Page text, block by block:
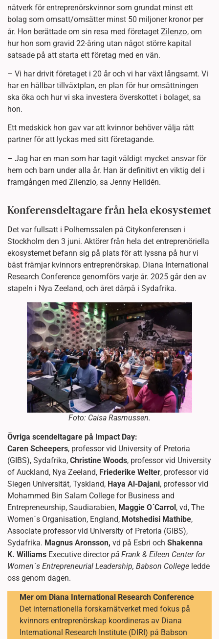
nätverk för entreprenörskvinnor som grundat minst ett
bolag som omsatt/omsätter minst 50 miljoner kronor per
år. Hon berättade om sin resa med företaget Zilenzo, om
hur hon som gravid 22-åring utan något större kapital
satsade på att starta ett företag med en vän.
– Vi har drivit företaget i 20 år och vi har växt långsamt. Vi
har en hållbar tillväxtplan, en plan för hur omsättningen
ska öka och hur vi ska investera överskottet i bolaget, sa
hon.
Ett medskick hon gav var att kvinnor behöver välja rätt
partner för att lyckas med sitt företagande.
– Jag har en man som har tagit väldigt mycket ansvar för
hem och barn under alla år. Han är definitivt en viktig del i
framgången med Zilenzio, sa Jenny Helldén.
Konferensdeltagare från hela ekosystemet
Det var fullsatt i Polhemssalen på Citykonferensen i
Stockholm den 3 juni. Aktörer från hela det entreprenöriella
ekosystemet befann sig på plats för att lyssna på hur vi
bäst främjar kvinnors entreprenörskap. Diana International
Research Conference genomförs varje år. 2025 går den av
stapeln i Nya Zeeland, och året därpå i Sydafrika.
Foto: Caisa Rasmussen.
Övriga scendeltagare på Impact Day:
Caren Scheepers, professor vid University of Pretoria
(GIBS), Sydafrika, Christine Woods, professor vid University
of Auckland, Nya Zeeland, Friederike Welter, professor vid
Siegen Universität, Tyskland, Haya Al-Dajani, professor vid
Mohammed Bin Salam College for Business and
Entrepreneurship, Saudiarabien, Maggie O´Carrol, vd, The
Women´s Organisation, England, Motshedisi Mathibe,
Associate professor vid University of Pretoria (GIBS),
Sydafrika. Magnus Aronsson, vd på Esbri och Shakenna
K. Williams Executive directorpå Frank & Eileen Center for
Women´s Entrepreneurial Leadership, Babson College ledde
oss genom dagen.
Mer om Diana International Research Conference
Det internationella forskarnätverket med fokus på
kvinnors entreprenörskap koordineras av Diana
International Research Institute (DIRI) på Babson